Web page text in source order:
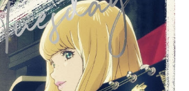
後藤ヒロキアトリ：高橋伸也耳：古
川慎アーレ：市来光弘ハーフダン：
下山吉光スタッフ原作：幸村誠「ヴ
ィンランド・サガ」（講談社「アフ
タヌーン」連載）監督：籔田修平シ
リーズ構成・脚本：瀬古浩司脚本：